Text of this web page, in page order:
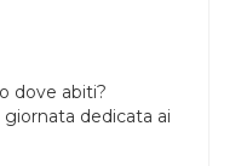
dove abiti?
dedicata ai